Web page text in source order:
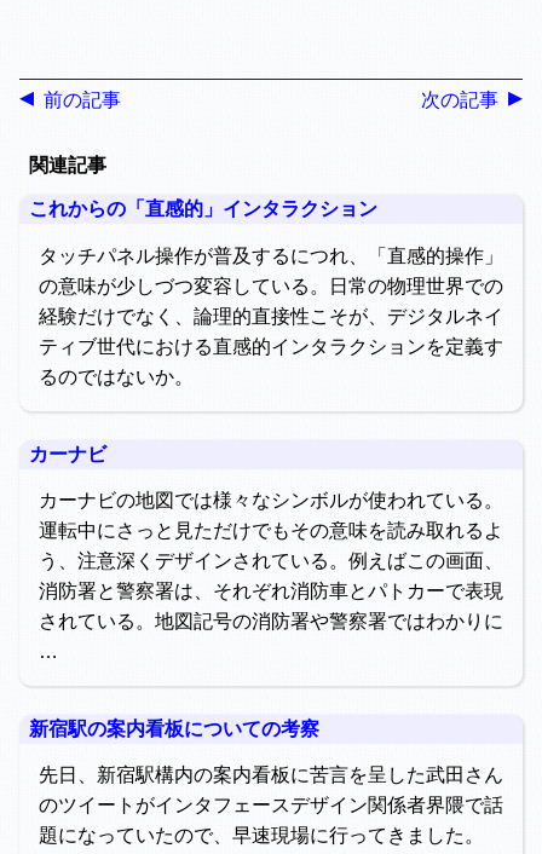
前の記事 次の記事
関連記事
これからの「直感的」インタラクション
タッチパネル操作が普及するにつれ、「直感的操作」
の意味が少しづつ変容している。日常の物理世界での
経験だけでなく、論理的直接性こそが、デジタルネイ
ティブ世代における直感的インタラクションを定義す
るのではないか。
カーナビ
カーナビの地図では様々なシンボルが使われている。
運転中にさっと見ただけでもその意味を読み取れるよ
う、注意深くデザインされている。例えばこの画面、
消防署と警察署は、それぞれ消防車とパトカーで表現
されている。地図記号の消防署や警察署ではわかりに
…
新宿駅の案内看板についての考察
先日、新宿駅構内の案内看板に苦言を呈した武田さん
のツイートがインタフェースデザイン関係者界隈で話
題になっていたので、早速現場に行ってきました。